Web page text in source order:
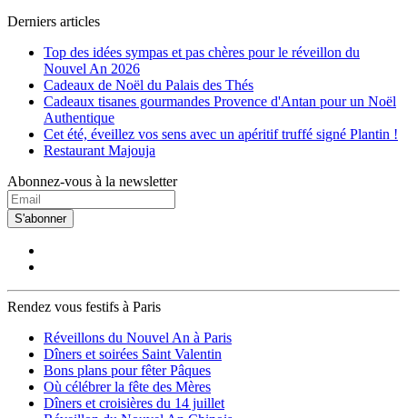
Derniers articles
Top des idées sympas et pas chères pour le réveillon du
Nouvel An 2026
Cadeaux de Noël du Palais des Thés
Cadeaux tisanes gourmandes Provence d'Antan pour un Noël
Authentique
Cet été, éveillez vos sens avec un apéritif truffé signé Plantin !
Restaurant Majouja
Abonnez-vous à la newsletter
S'abonner
Rendez vous festifs à Paris
Réveillons du Nouvel An à Paris
Dîners et soirées Saint Valentin
Bons plans pour fêter Pâques
Où célébrer la fête des Mères
Dîners et croisières du 14 juillet